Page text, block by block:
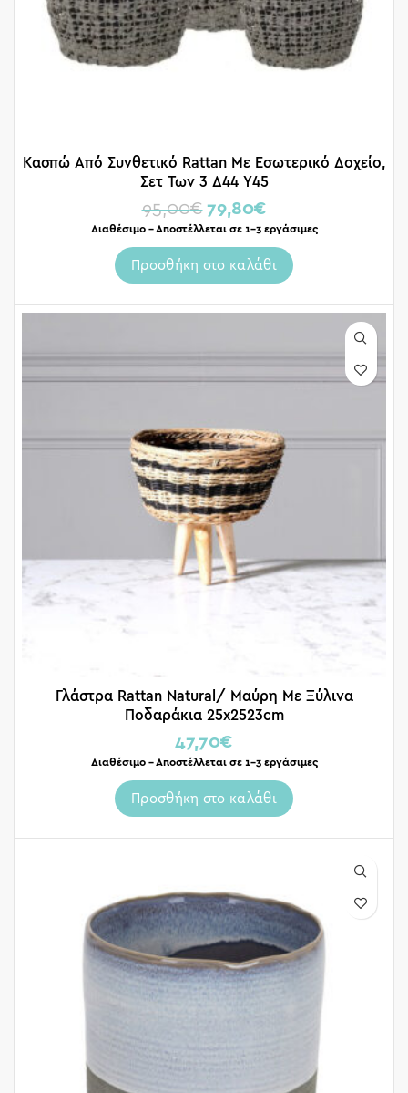
Κασπώ Από Συνθετικό Rattan Με Εσωτερικό Δοχείο,
Σετ Των 3 Δ44 Υ45
95,00€ 79,80€
Διαθέσιμο – Αποστέλλεται σε 1-3 εργάσιμες
Προσθήκη στο καλάθι
Γλάστρα Rattan Natural/ Μαύρη Με Ξύλινα
Ποδαράκια 25x2523cm
47,70€
Διαθέσιμο – Αποστέλλεται σε 1-3 εργάσιμες
Προσθήκη στο καλάθι